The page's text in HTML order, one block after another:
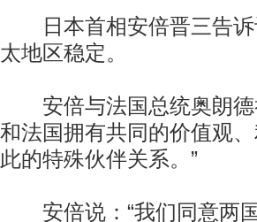
日本首相安倍晋三告诉
太地区稳定。
安倍与法国总统奥朗德
和法国拥有共同的价值观
此的特殊伙伴关系。”
安倍说：“我们同意两国